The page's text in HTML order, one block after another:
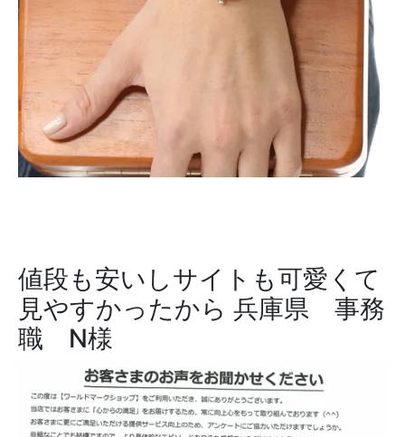
値段も安いしサイトも可愛くて
見やすかったから 兵庫県 事務
職 N様